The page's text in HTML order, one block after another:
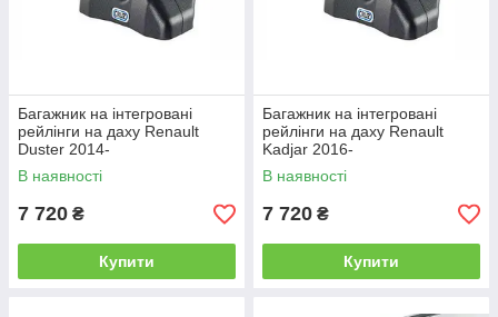
Багажник на інтегровані
рейлінги на даху Renault
Duster 2014-
В наявності
7 720 ₴
Купити
Багажник на інтегровані
рейлінги на даху Renault
Kadjar 2016-
В наявності
7 720 ₴
Купити